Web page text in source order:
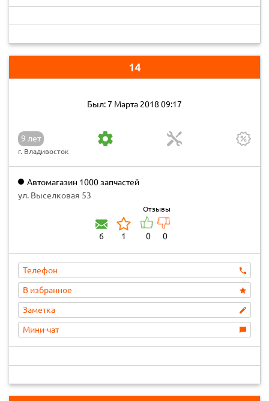
14
Был: 7 Марта 2018 09:17
9 лет
г. Владивосток
Автомагазин 1000 запчастей
ул. Выселковая 53
6 1
Отзывы
0 0
Телефон
В избранное
Заметка
Мини-чат